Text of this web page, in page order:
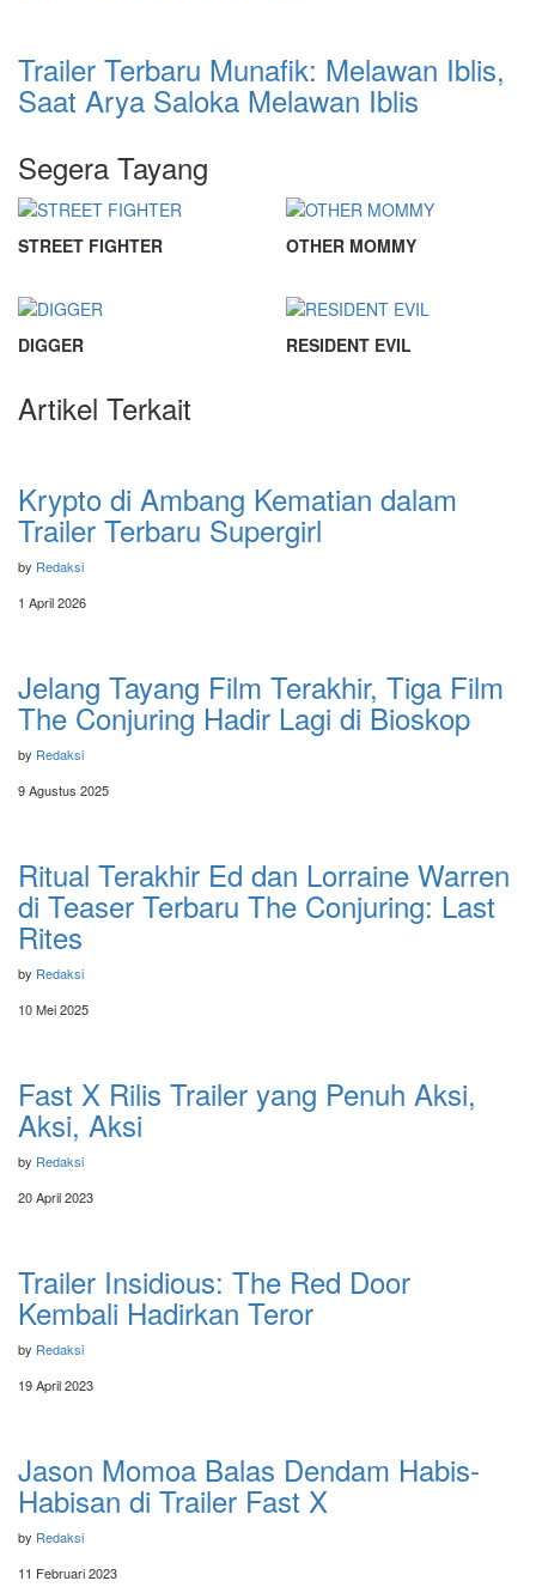
Trailer Terbaru Munafik: Melawan Iblis,
Saat Arya Saloka Melawan Iblis
Segera Tayang
STREET FIGHTER OTHER MOMMY
DIGGER RESIDENT EVIL
Artikel Terkait
Krypto di Ambang Kematian dalam
Trailer Terbaru Supergirl
by Redaksi
1 April 2026
Jelang Tayang Film Terakhir, Tiga Film
The Conjuring Hadir Lagi di Bioskop
by Redaksi
9 Agustus 2025
Ritual Terakhir Ed dan Lorraine Warren
di Teaser Terbaru The Conjuring: Last
Rites
by Redaksi
10 Mei 2025
Fast X Rilis Trailer yang Penuh Aksi,
Aksi, Aksi
by Redaksi
20 April 2023
Trailer Insidious: The Red Door
Kembali Hadirkan Teror
by Redaksi
19 April 2023
Jason Momoa Balas Dendam Habis-
Habisan di Trailer Fast X
by Redaksi
11 Februari 2023